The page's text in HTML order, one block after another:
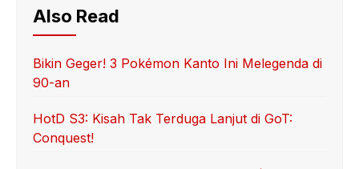
Also Read
Bikin Geger! 3 Pokémon Kanto Ini Melegenda di
90-an
HotD S3: Kisah Tak Terduga Lanjut di GoT:
Conquest!